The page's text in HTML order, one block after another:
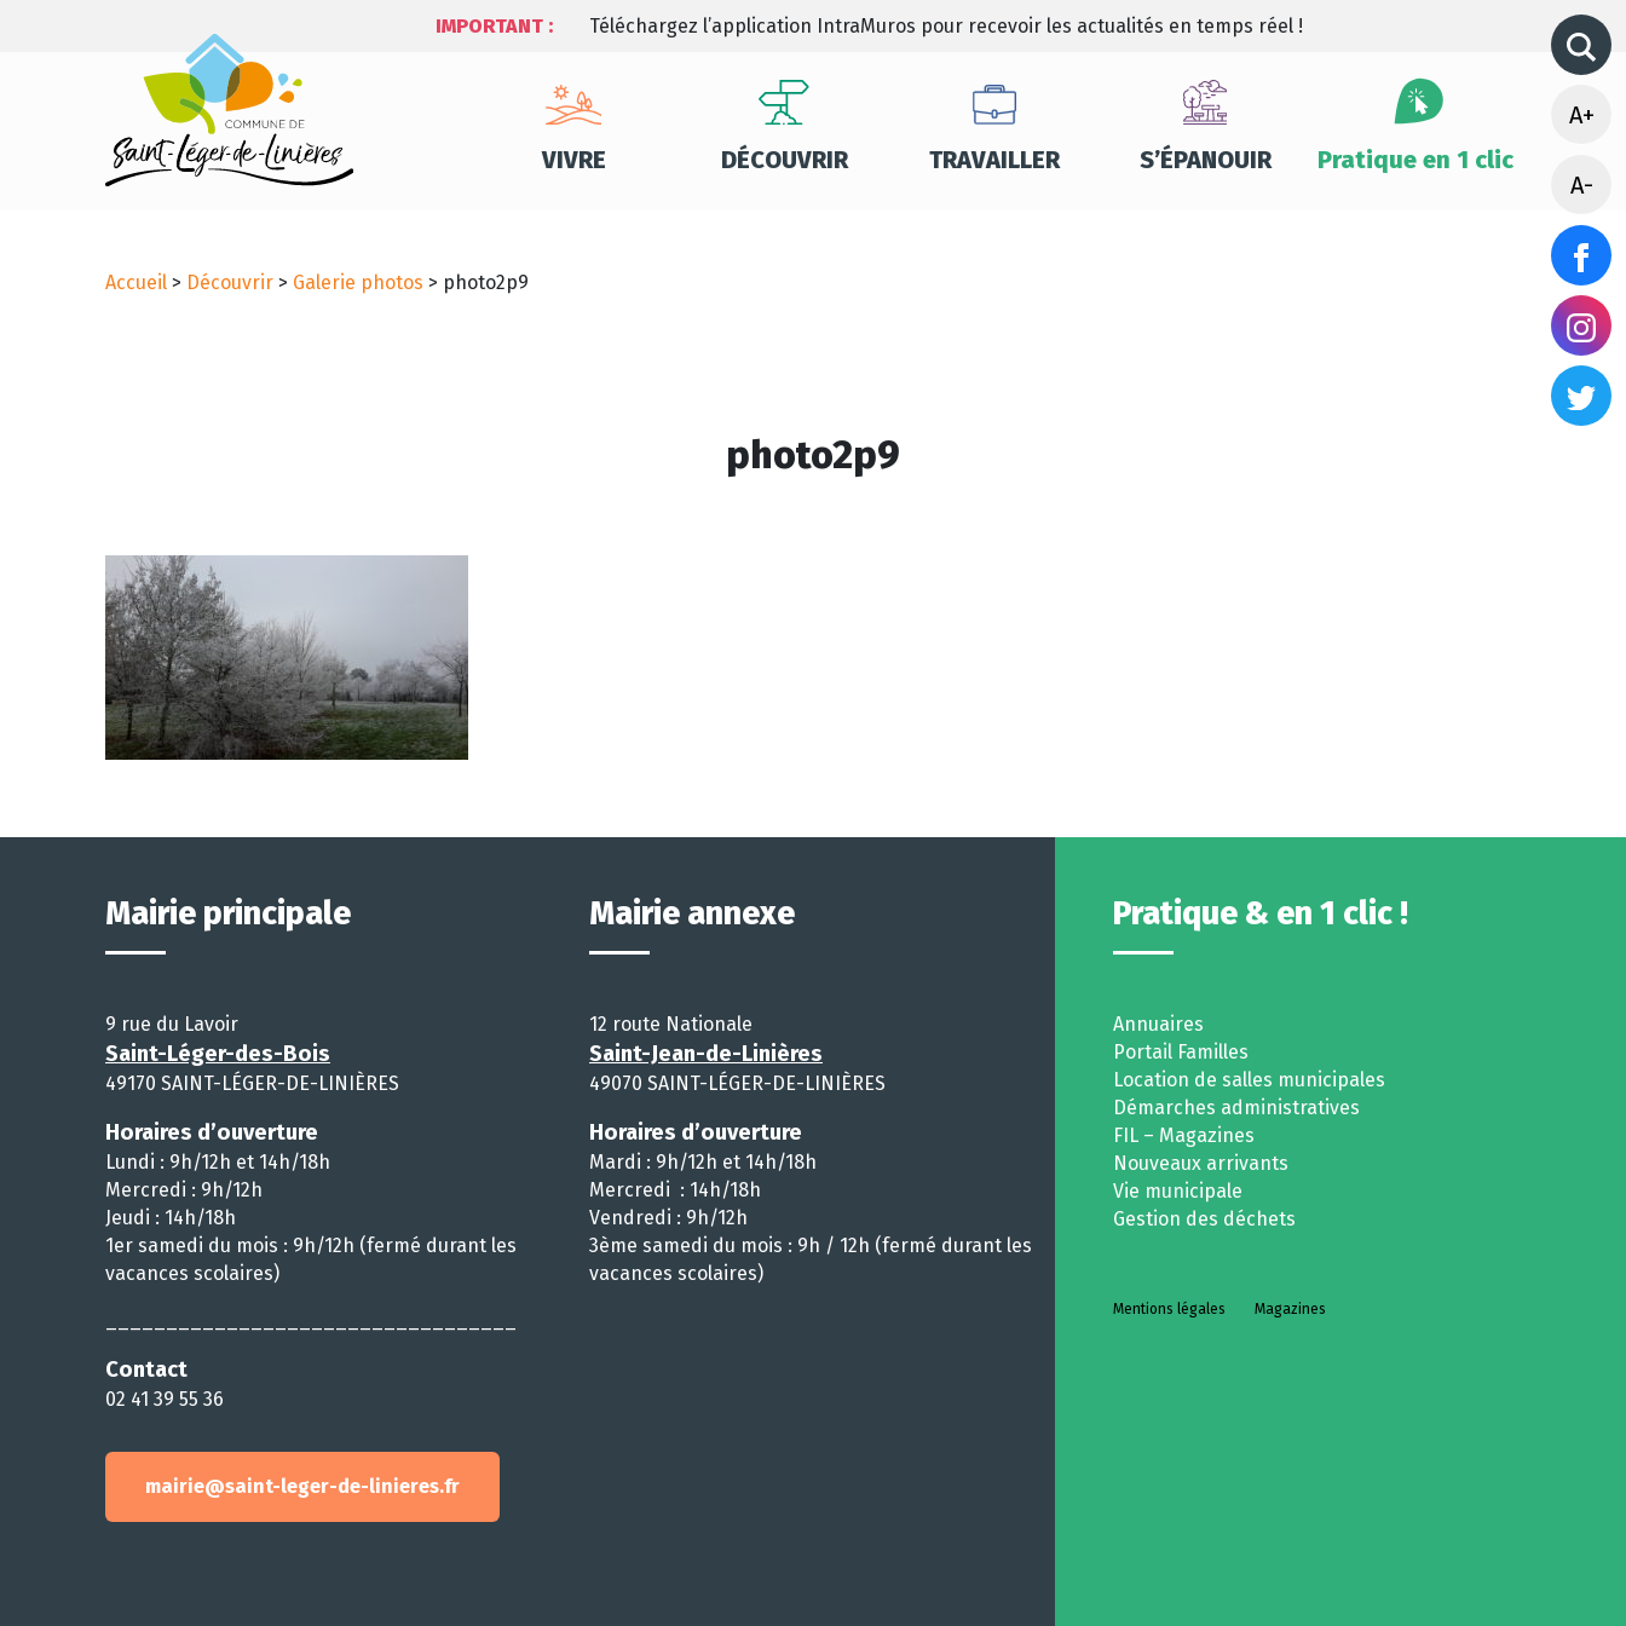
IMPORTANT : Téléchargez l’application IntraMuros pour recevoir les actualités en temps réel !
VIVRE DÉCOUVRIR TRAVAILLER S’ÉPANOUIR Pratique en 1 clic
A+
A-
Accueil > Découvrir > Galerie photos > photo2p9
photo2p9
Mairie principale
9 rue du Lavoir
Saint-Léger-des-Bois
49170 SAINT-LÉGER-DE-LINIÈRES
Horaires d’ouverture
Lundi : 9h/12h et 14h/18h
Mercredi : 9h/12h
Jeudi : 14h/18h
1er samedi du mois : 9h/12h (fermé durant les
vacances scolaires)
Contact
02 41 39 55 36
mairie@saint-leger-de-linieres.fr
Mairie annexe
12 route Nationale
Saint-Jean-de-Linières
49070 SAINT-LÉGER-DE-LINIÈRES
Horaires d’ouverture
Mardi : 9h/12h et 14h/18h
Mercredi : 14h/18h
Vendredi : 9h/12h
3ème samedi du mois : 9h / 12h (fermé durant les
vacances scolaires)
Pratique & en 1 clic !
Annuaires
Portail Familles
Location de salles municipales
Démarches administratives
FIL – Magazines
Nouveaux arrivants
Vie municipale
Gestion des déchets
Mentions légales Magazines